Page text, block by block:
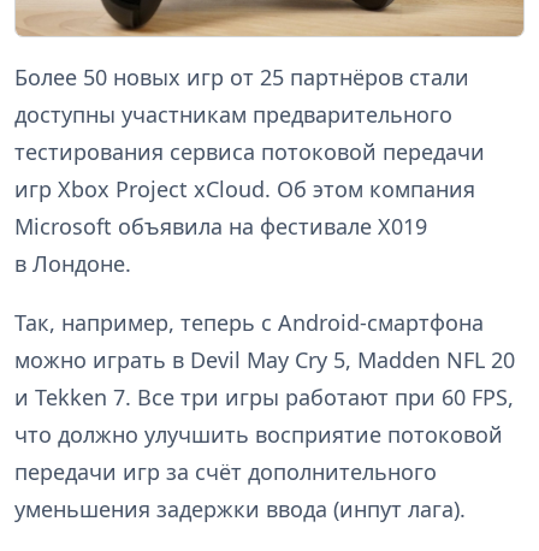
Более 50 новых игр от 25 партнёров стали
доступны участникам предварительного
тестирования сервиса потоковой передачи
игр Xbox Project xCloud. Об этом компания
Microsoft объявила на фестивале X019
в Лондоне.
Так, например, теперь с Android-смартфона
можно играть в Devil May Cry 5, Madden NFL 20
и Tekken 7. Все три игры работают при 60 FPS,
что должно улучшить восприятие потоковой
передачи игр за счёт дополнительного
уменьшения задержки ввода (инпут лага).